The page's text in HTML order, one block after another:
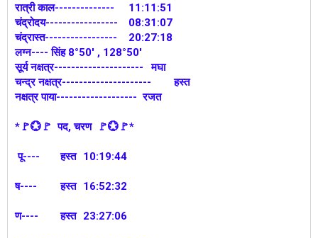
रात्री काल--------------
11:11:51
चंद्रोदय-----------------
08:31:07
चंद्रास्त-----------------
20:27:18
लग्न---- सिंह 8°50' , 128°50'
सूर्य नक्षत्र---------------------
मघा
चन्द्र नक्षत्र---------------------
हस्त
नक्षत्र पाया------------------- रजत
*🚩💮🚩 पद, चरण 🚩💮🚩*
पू---- हस्त 10:19:44
ष---- हस्त 16:52:32
ण---- हस्त 23:27:06